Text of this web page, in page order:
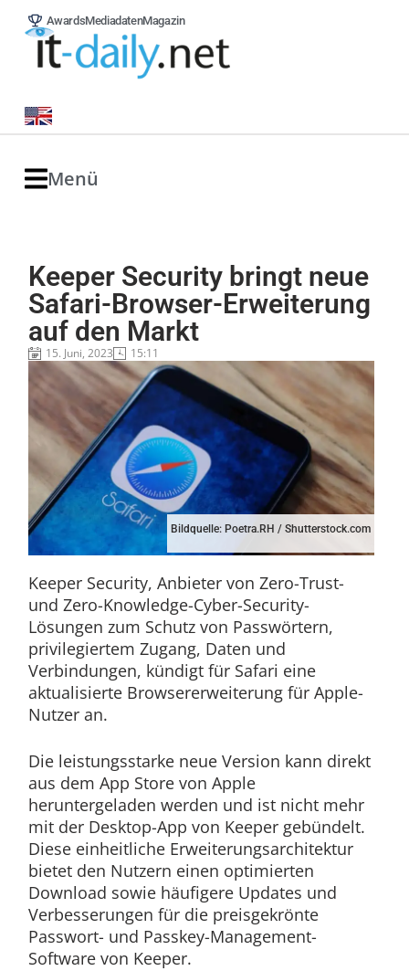
AwardsMediadatenMagazin
Menü
Keeper Security bringt neue
Safari-Browser-Erweiterung
auf den Markt
15. Juni, 2023 15:11
Bildquelle: Poetra.RH / Shutterstock.com
Keeper Security, Anbieter von Zero-Trust-
und Zero-Knowledge-Cyber-Security-
Lösungen zum Schutz von Passwörtern,
privilegiertem Zugang, Daten und
Verbindungen, kündigt für Safari eine
aktualisierte Browsererweiterung für Apple-
Nutzer an.
Die leistungsstarke neue Version kann direkt
aus dem App Store von Apple
heruntergeladen werden und ist nicht mehr
mit der Desktop-App von Keeper gebündelt.
Diese einheitliche Erweiterungsarchitektur
bietet den Nutzern einen optimierten
Download sowie häufigere Updates und
Verbesserungen für die preisgekrönte
Passwort- und Passkey-Management-
Software von Keeper.